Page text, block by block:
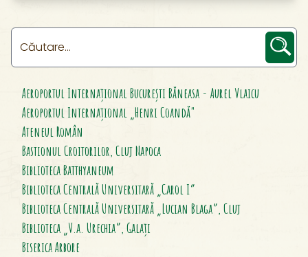
Filtrare nume
Aeroportul Internaţional Bucureşti Băneasa - Aurel Vlaicu
Aeroportul Internațional „Henri Coandă"
Ateneul Român
Bastionul Croitorilor, Cluj Napoca
Biblioteca Batthyaneum
Biblioteca Centrală Universitară „Carol I”
Biblioteca Centrală Universitară „Lucian Blaga”, Cluj
Biblioteca „V.a. Urechia”, Galați
Biserica Arbore